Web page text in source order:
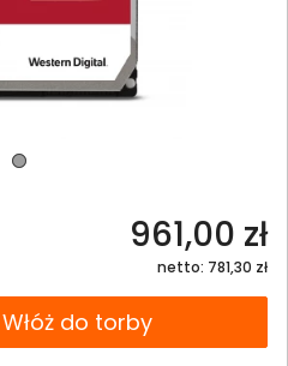
961,00 zł
netto: 781,30 zł
Włóż do torby